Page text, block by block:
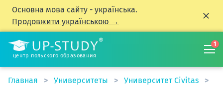
Основна мова сайту - українська.
Продовжити українською →
центр польского образования
1
Главная Университеты
Университет Civitas